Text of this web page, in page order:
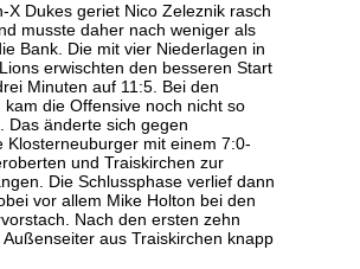
X Dukes geriet Nico Zeleznik rasch
musste daher nach weniger als
Bank. Die mit vier Niederlagen in
erwischten den besseren Start
Minuten auf 11:5. Bei den
die Offensive noch nicht so
Das änderte sich gegen
Klosterneuburger mit einem 7:0-
und Traiskirchen zur
Die Schlussphase verlief dann
vor allem Mike Holton bei den
Nach den ersten zehn
aus Traiskirchen knapp